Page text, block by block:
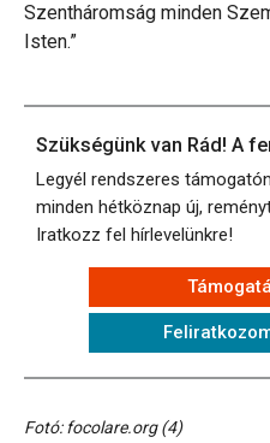
Szentháromság minden
Isten.”
Szükségünk van Rád! A
Legyél rendszeres
minden hétköznap új,
Iratkozz fel hírlevelünkre!
Fotó: focolare.org (4)